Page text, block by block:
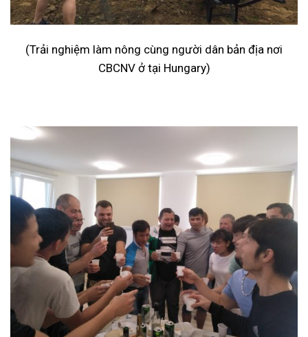
(Trải nghiệm làm nông cùng người dân bản địa nơi
CBCNV ở tại Hungary)